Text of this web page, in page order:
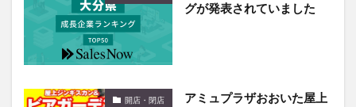
グが発表されていました
開店・閉店
アミュプラザおおいた屋上